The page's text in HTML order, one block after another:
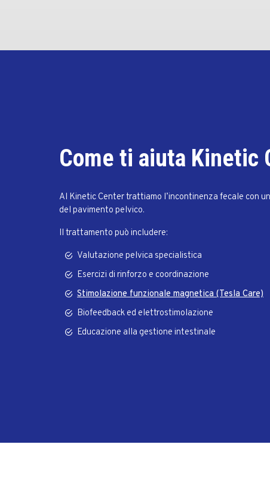
Come ti aiuta Kinetic
Al Kinetic Center trattiamo l’incontinenza fecale con
del pavimento pelvico.
Il trattamento può includere:
Valutazione pelvica specialistica
Esercizi di rinforzo e coordinazione
Stimolazione funzionale magnetica (Tesla Care)
Biofeedback ed elettrostimolazione
Educazione alla gestione intestinale